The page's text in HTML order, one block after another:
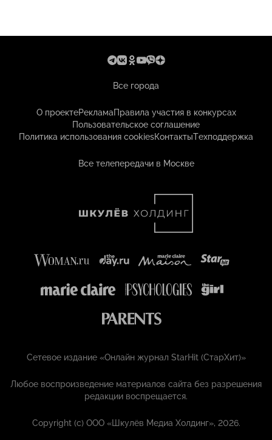
Все города
О проектеРекламаПравила участия в конкурсах
Пользовательское соглашение
Политика использования cookiesКонтактыТехподдержка
Все телепередачи в Москве
Сетевое издание «Онлайн журнал StarHit (СтарХит)»
Любое воспроизведение материалов сайта без разрешения
редакции воспрещается.
Copyright (с) ООО «Шкулёв Медиа Холдинг», 2026.